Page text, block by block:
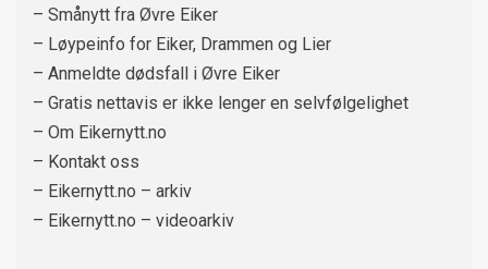
– Smånytt fra Øvre Eiker
– Løypeinfo for Eiker, Drammen og Lier
– Anmeldte dødsfall i Øvre Eiker
– Gratis nettavis er ikke lenger en selvfølgelighet
– Om Eikernytt.no
– Kontakt oss
– Eikernytt.no – arkiv
– Eikernytt.no – videoarkiv